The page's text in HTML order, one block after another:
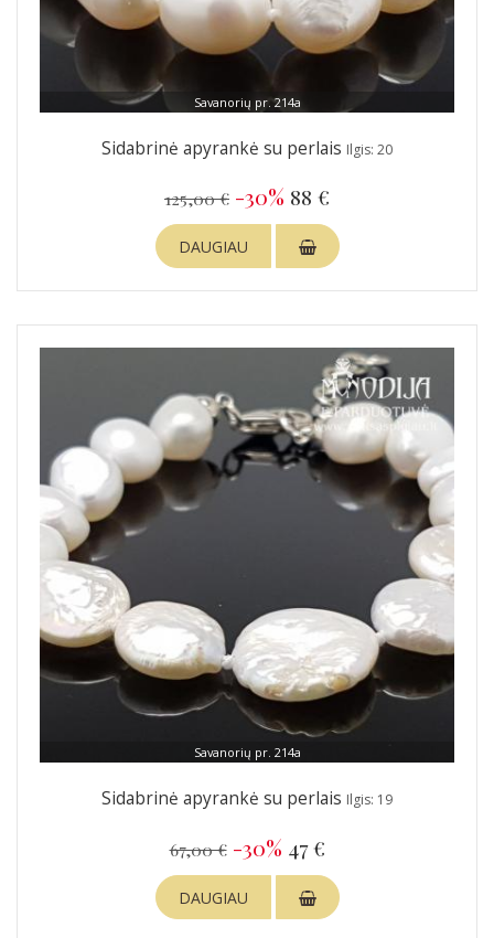
Savanorių pr. 214a
Sidabrinė apyrankė su perlais Ilgis: 20
125,00 € -30% 88 €
DAUGIAU
Savanorių pr. 214a
Sidabrinė apyrankė su perlais Ilgis: 19
67,00 € -30% 47 €
DAUGIAU